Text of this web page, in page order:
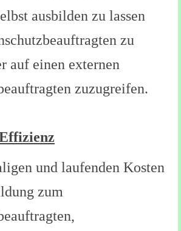
ausbilden zu lassen
zu
auf einen externen
zuzugreifen.
und laufenden Kosten
zum